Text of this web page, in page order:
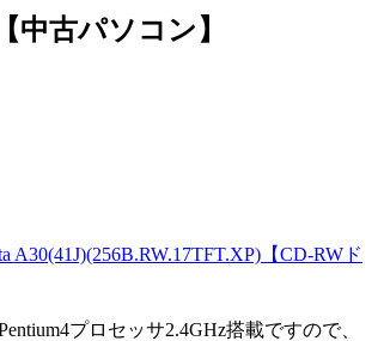
古パソコン】
A30(41J)(256B.RW.17TFT.XP)【CD-RWド
プロセッサ2.4GHz搭載ですので、